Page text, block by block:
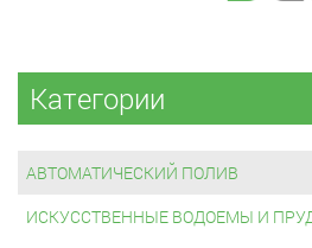
Категории
АВТОМАТИЧЕСКИЙ ПОЛИВ
ИСКУССТВЕННЫЕ ВОДОЕМЫ И